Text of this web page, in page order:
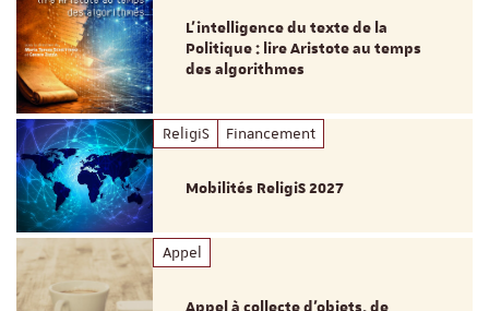
L’intelligence du texte de la
Politique : lire Aristote au temps
des algorithmes
ReligiS Financement
Mobilités ReligiS 2027
Appel